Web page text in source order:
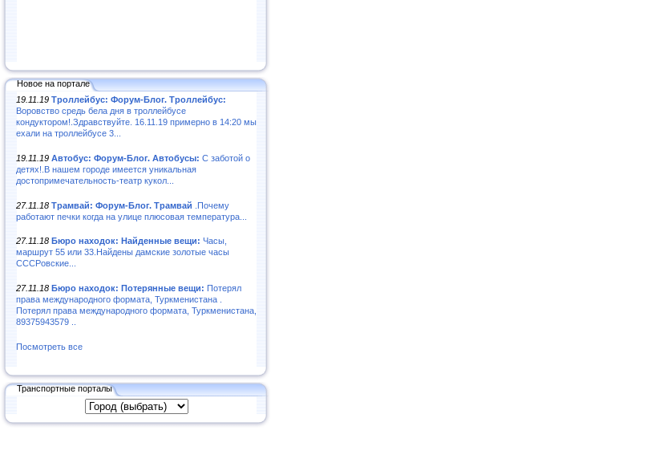
Новое на портале
19.11.19 Троллейбус: Форум-Блог. Троллейбус:
Воровство средь бела дня в троллейбусе
кондуктором!.Здравствуйте. 16.11.19 примерно в 14:20 мы
ехали на троллейбусе 3...
19.11.19 Автобус: Форум-Блог. Автобусы: С заботой о
детях!.В нашем городе имеется уникальная
достопримечательность-театр кукол...
27.11.18 Трамвай: Форум-Блог. Трамвай .Почему
работают печки когда на улице плюсовая температура...
27.11.18 Бюро находок: Найденные вещи: Часы,
маршрут 55 или 33.Найдены дамские золотые часы
СССРовские...
27.11.18 Бюро находок: Потерянные вещи: Потерял
права международного формата, Туркменистана .
Потерял права международного формата, Туркменистана,
89375943579 ..
Посмотреть все
Транспортные порталы